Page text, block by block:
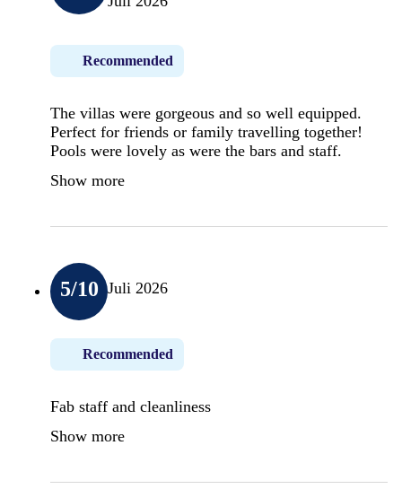
Recommended
The villas were gorgeous and so well equipped.
Perfect for friends or family travelling together!
Pools were lovely as were the bars and staff.
Show more
5/10 Juli 2026
Recommended
Fab staff and cleanliness
Show more